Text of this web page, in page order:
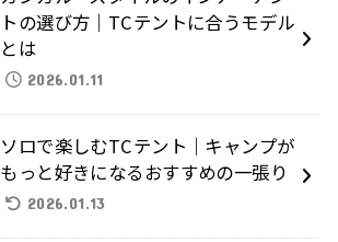
トの選び方｜TCテントに合うモデル
とは
2026.01.11
ソロで楽しむTCテント｜キャンプが
もっと好きになるおすすめの一張り
2026.01.13